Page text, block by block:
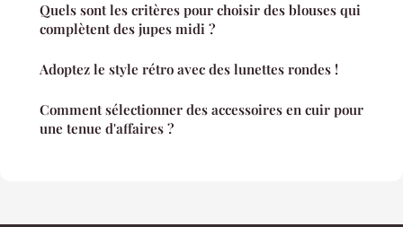
Quels sont les critères pour choisir des blouses qui
complètent des jupes midi ?
Adoptez le style rétro avec des lunettes rondes !
Comment sélectionner des accessoires en cuir pour
une tenue d'affaires ?